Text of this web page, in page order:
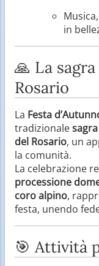
in
🙏 La
Rosario
La Festa
tradizionale
del Rosario, un
la comunità.
La celebrazione
processione
coro alpino,
festa, unendo
🎯 Attività